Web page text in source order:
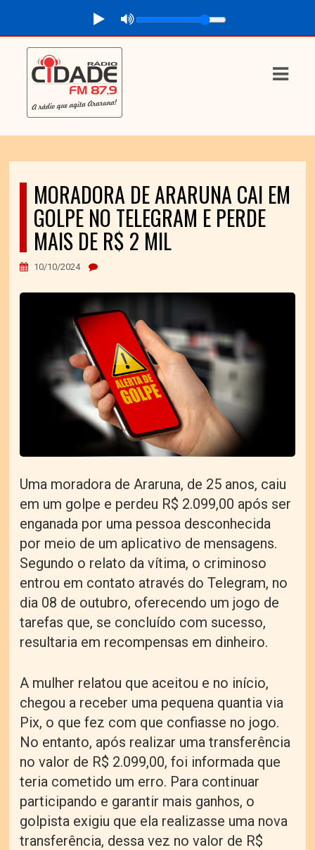
MORADORA DE ARARUNA CAI EM
GOLPE NO TELEGRAM E PERDE
MAIS DE R$ 2 MIL
10/10/2024
Uma moradora de Araruna, de 25 anos, caiu
em um golpe e perdeu R$ 2.099,00 após ser
enganada por uma pessoa desconhecida
por meio de um aplicativo de mensagens.
Segundo o relato da vítima, o criminoso
entrou em contato através do Telegram, no
dia 08 de outubro, oferecendo um jogo de
tarefas que, se concluído com sucesso,
resultaria em recompensas em dinheiro.
A mulher relatou que aceitou e no início,
chegou a receber uma pequena quantia via
Pix, o que fez com que confiasse no jogo.
No entanto, após realizar uma transferência
no valor de R$ 2.099,00, foi informada que
teria cometido um erro. Para continuar
participando e garantir mais ganhos, o
golpista exigiu que ela realizasse uma nova
transferência, dessa vez no valor de R$